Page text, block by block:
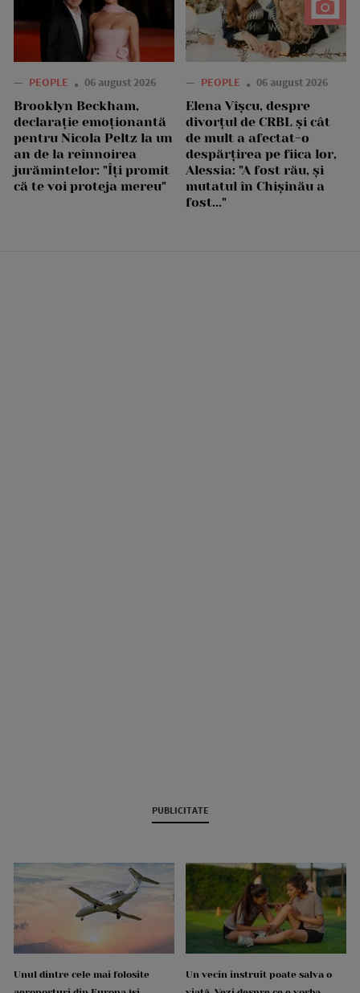
— PEOPLE 06 august 2026
Brooklyn Beckham,
declarație emoționantă
pentru Nicola Peltz la un
an de la reînnoirea
jurămintelor: "Îți promit
că te voi proteja mereu"
— PEOPLE 06 august 2026
Elena Vîșcu, despre
divorțul de CRBL și cât
de mult a afectat-o
despărțirea pe fiica lor,
Alessia: "A fost rău, și
mutatul în Chișinău a
fost..."
PUBLICITATE
Unul dintre cele mai folosite
Un vecin instruit poate salva o